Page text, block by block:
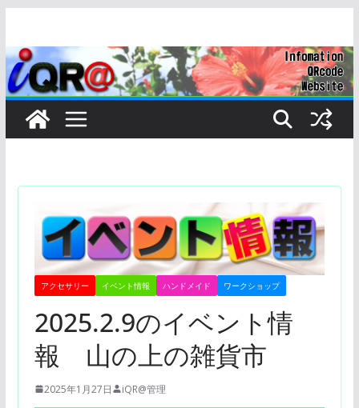
テ
ン
アクセサリー イベント情報 ハンドメイド ワークショップ
2025.2.9のイベント情
報 山の上の雑貨市
2025年1月27日 iQR@管理